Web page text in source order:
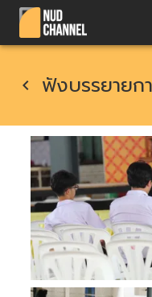
ฟังบรรยายก